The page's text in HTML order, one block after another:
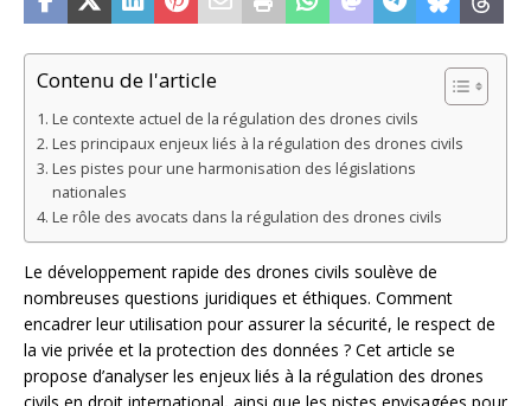
Contenu de l'article
Le contexte actuel de la régulation des drones civils
Les principaux enjeux liés à la régulation des drones civils
Les pistes pour une harmonisation des législations
nationales
Le rôle des avocats dans la régulation des drones civils
Le développement rapide des drones civils soulève de
nombreuses questions juridiques et éthiques. Comment
encadrer leur utilisation pour assurer la sécurité, le respect de
la vie privée et la protection des données ? Cet article se
propose d’analyser les enjeux liés à la régulation des drones